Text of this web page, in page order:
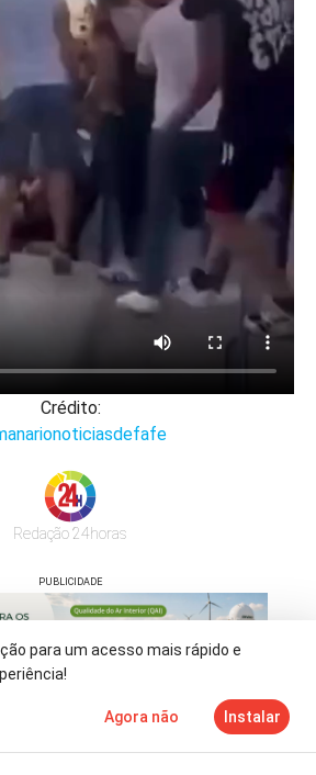
Crédito:
Redação 24horas
PUBLICIDADE
Mais
para um acesso mais rápido e
Agora não Instalar